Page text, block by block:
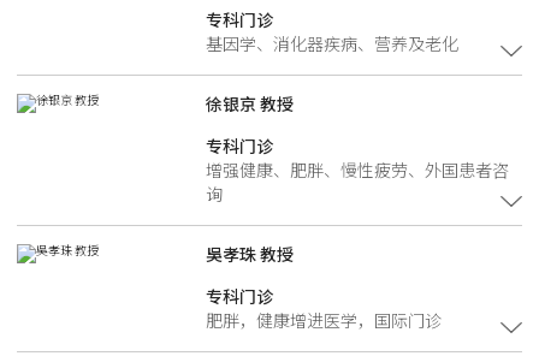
专科门诊
基因学、消化器疾病、营养及老化
徐银京 教授
专科门诊
增强健康、肥胖、慢性疲劳、外国患者咨
询
吳孝珠 教授
专科门诊
肥胖，健康增进医学，国际门诊